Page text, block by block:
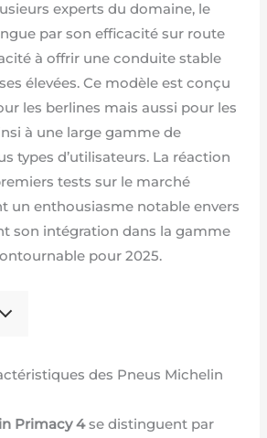
experts du domaine, le
par son efficacité sur route
à offrir une conduite stable
élevées. Ce modèle est conçu
les berlines mais aussi pour les
à une large gamme de
types d’utilisateurs. La réaction
tests sur le marché
un enthousiasme notable envers
son intégration dans la gamme
pour 2025.
des Pneus Michelin
Primacy 4se distinguent par